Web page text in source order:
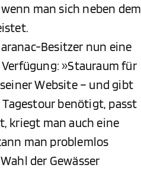
man sich neben dem
Besitzer nun eine
»Stauraum für
Website – und gibt
benötigt, passt
kriegt man auch eine
man problemlos
der Gewässer